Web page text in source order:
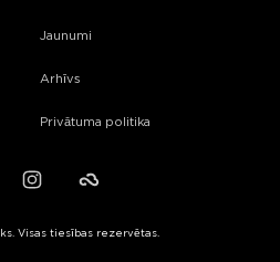
Jaunumi
Arhīvs
Privātuma politika
InstagramFailiem.lv
Visas tiesības rezervētas.